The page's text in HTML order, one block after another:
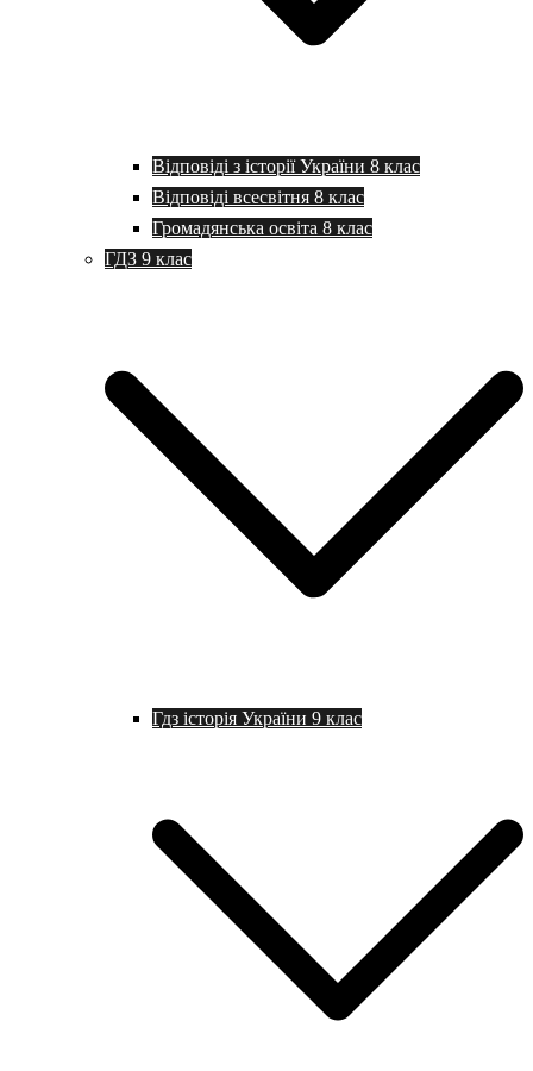
Відповіді з історії України 8 клас
Відповіді всесвітня 8 клас
Громадянська освіта 8 клас
ГДЗ 9 клас
Гдз історія України 9 клас